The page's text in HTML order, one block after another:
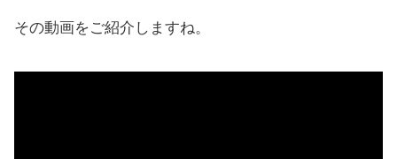
その動画をご紹介しますね。